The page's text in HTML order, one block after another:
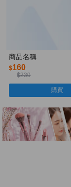
商品名稱
$160
$230
購買